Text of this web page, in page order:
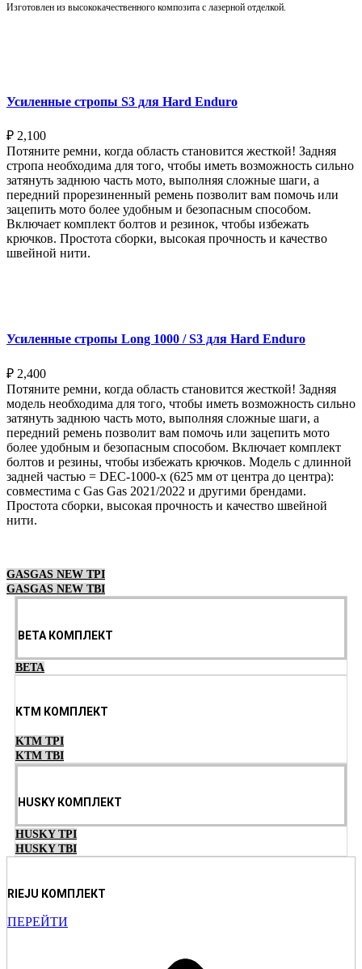
Изготовлен из высококачественного композита с лазерной отделкой.
Усиленные стропы S3 для Hard Enduro
₽ 2,100
Потяните ремни, когда область становится жесткой! Задняя
стропа необходима для того, чтобы иметь возможность сильно
затянуть заднюю часть мото, выполняя сложные шаги, а
передний прорезиненный ремень позволит вам помочь или
зацепить мото более удобным и безопасным способом.
Включает комплект болтов и резинок, чтобы избежать
крючков. Простота сборки, высокая прочность и качество
швейной нити.
Усиленные стропы Long 1000 / S3 для Hard Enduro
₽ 2,400
Потяните ремни, когда область становится жесткой! Задняя
модель необходима для того, чтобы иметь возможность сильно
затянуть заднюю часть мото, выполняя сложные шаги, а
передний ремень позволит вам помочь или зацепить мото
более удобным и безопасным способом. Включает комплект
болтов и резины, чтобы избежать крючков. Модель с длинной
задней частью = DEC-1000-x (625 мм от центра до центра):
совместима с Gas Gas 2021/2022 и другими брендами.
Простота сборки, высокая прочность и качество швейной
нити.
GASGAS NEW TPI
GASGAS NEW TBI
BETA КОМПЛЕКТ
BETA
KTM КОМПЛЕКТ
KTM TPI
KTM TBI
HUSKY КОМПЛЕКТ
HUSKY TPI
HUSKY TBI
RIEJU КОМПЛЕКТ
ПЕРЕЙТИ